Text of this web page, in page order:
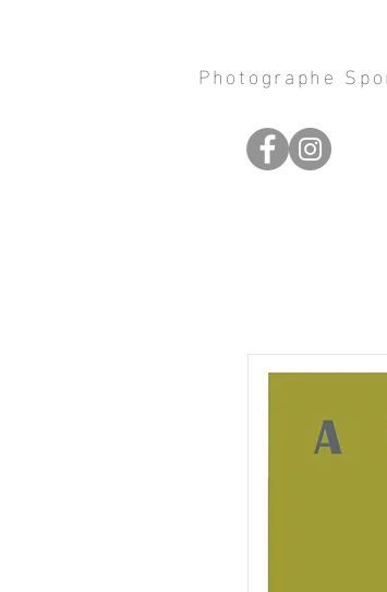
Photographe